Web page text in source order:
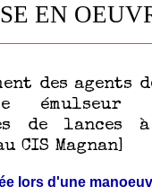
EN
des agents
émulseur
de lances à
CIS Magnan]
lors d'une